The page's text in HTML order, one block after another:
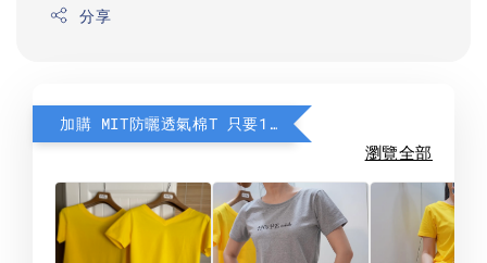
分享
加購 MIT防曬透氣棉T 只要190元
瀏覽全部